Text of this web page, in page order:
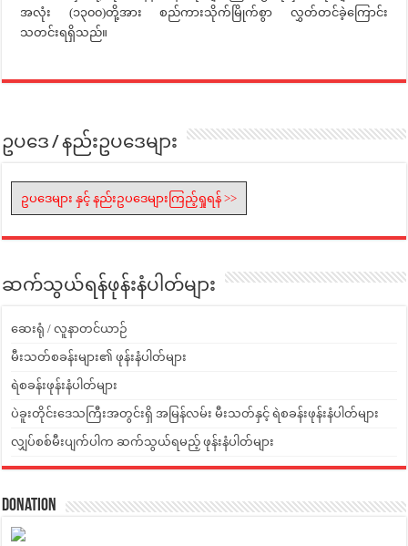
အလုံး (၁၃၀၀)တို့အား စည်ကားသိုက်မြိုက်စွာ လွှတ်တင်ခဲ့ကြောင်း
သတင်းရရှိသည်။
ဥပဒေ / နည်းဥပဒေများ
ဥပဒေများ နှင့် နည်းဥပဒေများကြည့်ရှုရန် >>
ဆက်သွယ်ရန်ဖုန်းနံပါတ်များ
ဆေးရုံ / လူနာတင်ယာဉ်
မီးသတ်စခန်းများ၏ ဖုန်းနံပါတ်များ
ရဲစခန်းဖုန်းနံပါတ်များ
ပဲခူးတိုင်းဒေသကြီးအတွင်းရှိ အမြန်လမ်း မီးသတ်နှင့် ရဲစခန်းဖုန်းနံပါတ်များ
လျှပ်စစ်မီးပျက်ပါက ဆက်သွယ်ရမည့် ဖုန်းနံပါတ်များ
Donation